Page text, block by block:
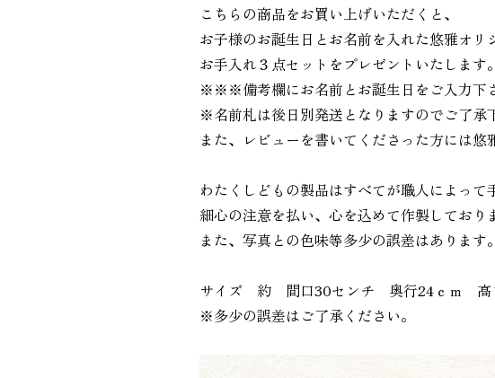
こちらの商品をお買い上げいただくと、
お子様のお誕生日とお名前を入れた悠雅オ
お手入れ３点セットをプレゼントいたします。
※※※備考欄にお名前とお誕生日をご入力
※名前札は後日別発送となりますのでご了承
また、レビューを書いてくださった方には
わたくしどもの製品はすべてが職人によって
細心の注意を払い、心を込めて作製しており
また、写真との色味等多少の誤差はあります。
サイズ 約 間口30センチ 奥行24ｃｍ 高
※多少の誤差はご了承ください。